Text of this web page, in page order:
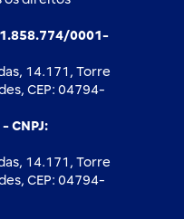
0001-
14.171, Torre
CEP: 04794-
CNPJ:
14.171, Torre
CEP: 04794-